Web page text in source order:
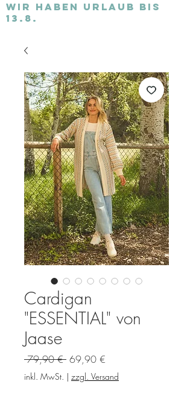
Wir haben Urlaub bis
13.8.
Cardigan
"ESSENTIAL" von
Jaase
79,90 € Standardpreis
69,90 €
Preis
inkl. MwSt. | zzgl. Versand